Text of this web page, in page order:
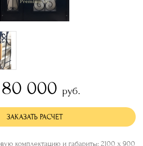
80 000 руб.
ЗАКАЗАТЬ РАСЧЕТ
комплектацию и габариты: 2100 х 900